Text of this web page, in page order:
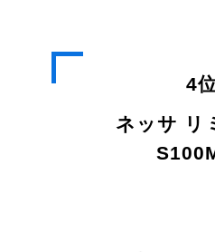
4位
ネッサ リ